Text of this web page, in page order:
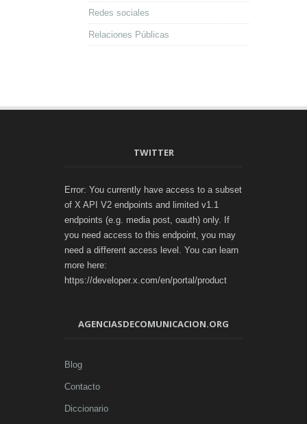
Redes sociales
Relaciones Públicas
TWITTER
Error: You currently have access to a subset
of X API V2 endpoints and limited v1.1
endpoints (e.g. media post, oauth) only. If
you need access to this endpoint, you may
need a different access level. You can learn
more here:
https://developer.x.com/en/portal/product
AGENCIASDECOMUNICACION.ORG
Blog
Contacto
Diccionario